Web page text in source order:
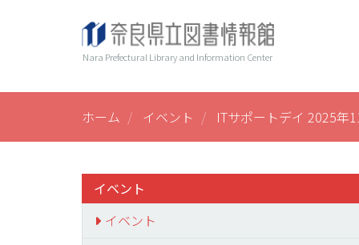
テ
Nara Prefectural Library and Information Center
ー
ホーム イベント ITサポートデイ 2025年
イベント
イベント